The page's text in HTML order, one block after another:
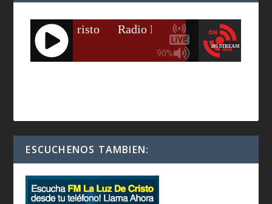
ESCUCHENOS TAMBIEN: